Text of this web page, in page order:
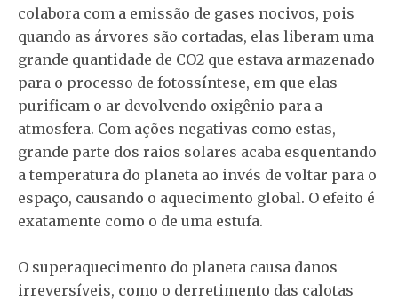
colabora com a emissão de gases nocivos, pois
quando as árvores são cortadas, elas liberam uma
grande quantidade de CO2 que estava armazenado
para o processo de fotossíntese, em que elas
purificam o ar devolvendo oxigênio para a
atmosfera. Com ações negativas como estas,
grande parte dos raios solares acaba esquentando
a temperatura do planeta ao invés de voltar para o
espaço, causando o aquecimento global. O efeito é
exatamente como o de uma estufa.
O superaquecimento do planeta causa danos
irreversíveis, como o derretimento das calotas